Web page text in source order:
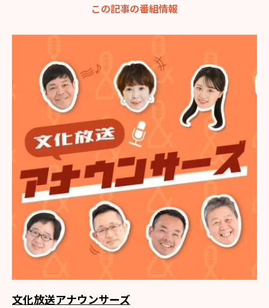
この記事の番組情報
文化放送アナウンサーズ